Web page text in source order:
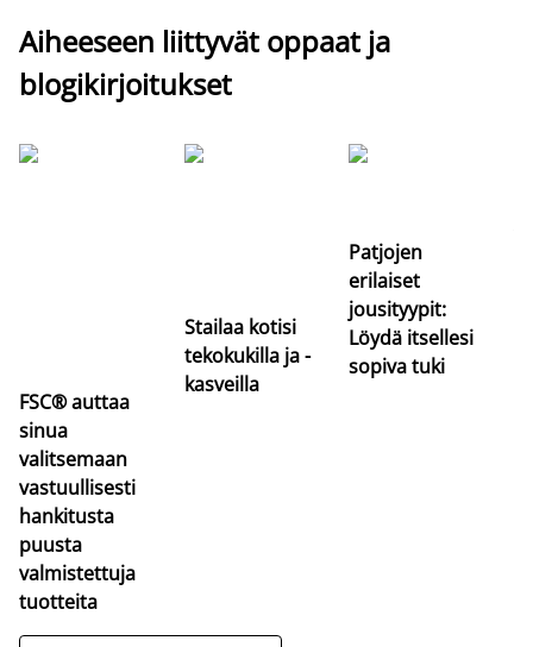
Aiheeseen liittyvät oppaat ja
blogikirjoitukset
FSC® auttaa
sinua
valitsemaan
vastuullisesti
hankitusta
puusta
valmistettuja
tuotteita
Stailaa kotisi
tekokukilla ja -
kasveilla
Patjojen
erilaiset
jousityypit:
Löydä itsellesi
sopiva tuki